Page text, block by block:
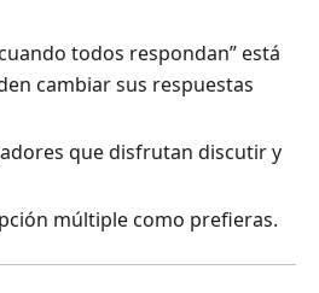
todos respondan” está
cambiar sus respuestas
que disfrutan discutir y
múltiple como prefieras.